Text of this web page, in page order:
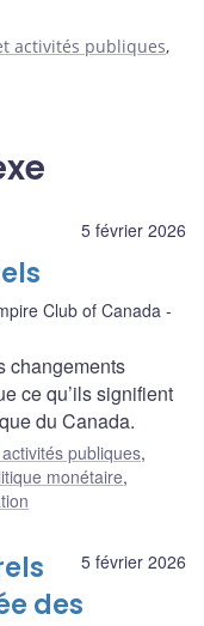
activités publiques,
5 février 2026
Club of Canada
changements
ce qu’ils signifient
du Canada.
publiques,
monétaire,
5 février 2026
des